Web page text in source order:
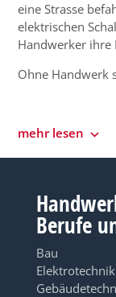
eine Strasse
elektrischen
Handwerker ihre
Ohne Handwerk
mehr lesen
Berufe
Bau
Elektrotechnik